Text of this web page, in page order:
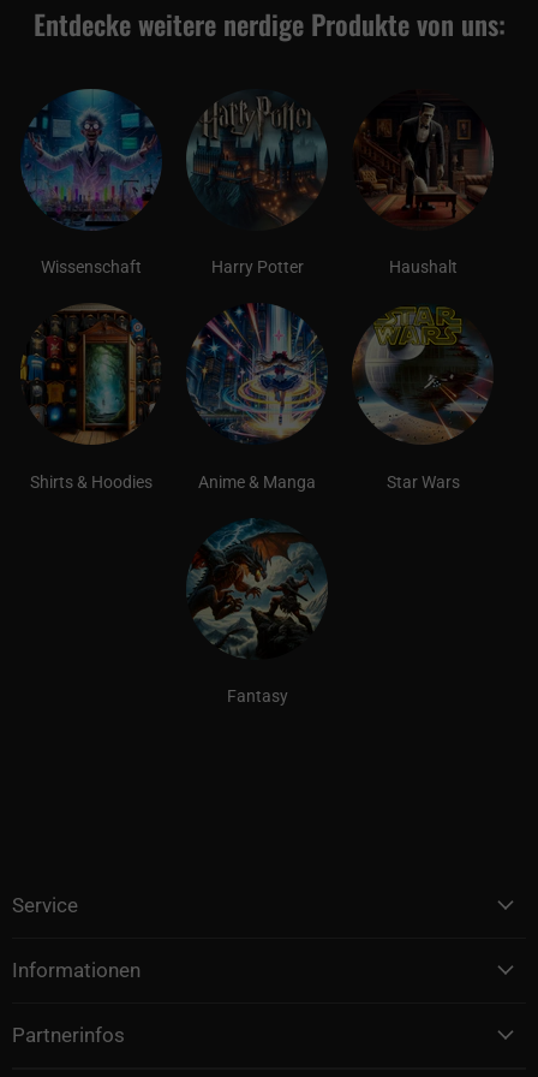
Entdecke weitere nerdige Produkte von uns:
Wissenschaft Harry Potter Haushalt
Shirts & Hoodies Anime & Manga Star Wars
Fantasy
Service
Informationen
Partnerinfos